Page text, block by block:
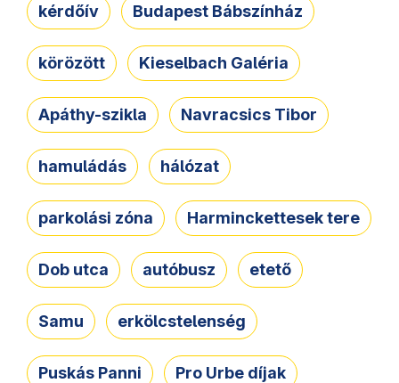
kérdőív Budapest Bábszínház
körözött Kieselbach Galéria
Apáthy-szikla Navracsics Tibor
hamuládás hálózat
parkolási zóna Harminckettesek tere
Dob utca autóbusz etető
Samu erkölcstelenség
Puskás Panni Pro Urbe díjak